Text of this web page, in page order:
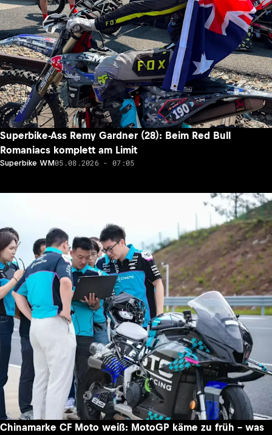
Superbike-Ass Remy Gardner (28): Beim Red Bull
Romaniacs komplett am Limit
Superbike WM05.08.2026 - 07:05
Chinamarke CF Moto weiß: MotoGP käme zu früh – was